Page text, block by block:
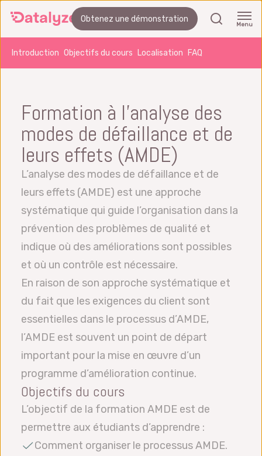
Obtenez une démonstration
Menu
Introduction Objectifs du cours Localisation FAQ
Formation à l’analyse des
modes de défaillance et de
leurs effets (AMDE)
L’analyse des modes de défaillance et de
leurs effets (AMDE) est une approche
systématique qui guide l’organisation dans la
prévention des problèmes de qualité et
indique où des améliorations sont possibles
et où un contrôle est nécessaire.
En raison de son approche systématique et
du fait que les exigences du client sont
essentielles dans le processus d’AMDE,
l’AMDE est souvent un point de départ
important pour la mise en œuvre d’un
programme d’amélioration continue.
Objectifs du cours
L’objectif de la formation AMDE est de
permettre aux étudiants d’apprendre :
Comment organiser le processus AMDE.